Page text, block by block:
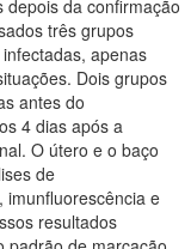
da confirmação
três grupos
apenas
Dois grupos
antes do
4 dias após a
O útero e o baço
de
imunfluorescência e
resultados